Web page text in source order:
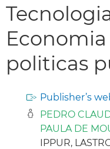
politicas
Publisher’s
PEDRO
PAULA DE
IPPUR,